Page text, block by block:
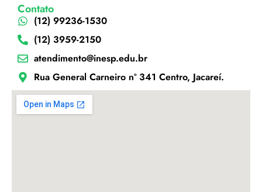
Contato
(12) 99236-1530
(12) 3959-2150
atendimento@inesp.edu.br
Rua General Carneiro nº 341 Centro, Jacareí.